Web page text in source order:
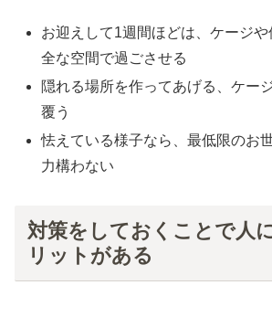
お迎えして1週間ほどは、ケージ
全な空間で過ごさせる
隠れる場所を作ってあげる、ケー
覆う
怯えている様子なら、最低限のお
力構わない
対策をしておくことで人
リットがある